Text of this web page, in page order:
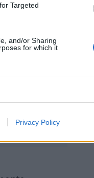
Targeted
and/or Sharing
for which it
Privacy Policy
la
sulle